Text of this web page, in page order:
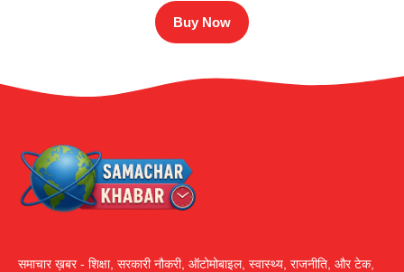
Buy Now
समाचार ख़बर - शिक्षा, सरकारी नौकरी, ऑटोमोबाइल, स्वास्थ्य, राजनीति, और टेक,